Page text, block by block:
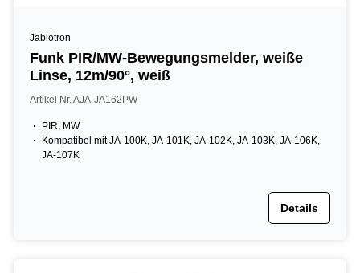
Jablotron
Funk PIR/MW-Bewegungsmelder, weiße
Linse, 12m/90°, weiß
Artikel Nr. AJA-JA162PW
PIR, MW
Kompatibel mit JA-100K, JA-101K, JA-102K, JA-103K, JA-106K,
JA-107K
Details